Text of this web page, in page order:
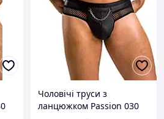
Чоловічі труси з
ланцюжком Passion 030